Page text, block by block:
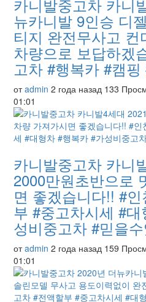
카니발중고차 카니
뉴카니발 9인승 디
티지 완전무사고
차량으로 보답하겠
고차 #행복카 #캠
отadmin 2 года назад 133
01:01
카니발중고차 카니
2000만원초반으로
면 좋겠습니다!! #
부 #중고차시세 #
성비중고차 #믿을
отadmin 2 года назад 159
01:01